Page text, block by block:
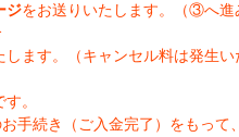
ジをお送りいたします。（③へ進
ます。（キャンセル料は発生い
す。
手続き（ご入金完了）をもって、